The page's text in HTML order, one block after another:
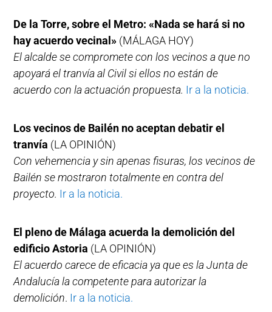
De la Torre, sobre el Metro: «Nada se hará si no
hay acuerdo vecinal» (MÁLAGA HOY)
El alcalde se compromete con los vecinos a que no
apoyará el tranvía al Civil si ellos no están de
acuerdo con la actuación propuesta. Ir a la noticia.
Los vecinos de Bailén no aceptan debatir el
tranvía (LA OPINIÓN)
Con vehemencia y sin apenas fisuras, los vecinos de
Bailén se mostraron totalmente en contra del
proyecto. Ir a la noticia.
El pleno de Málaga acuerda la demolición del
edificio Astoria (LA OPINIÓN)
El acuerdo carece de eficacia ya que es la Junta de
Andalucía la competente para autorizar la
demolición. Ir a la noticia.